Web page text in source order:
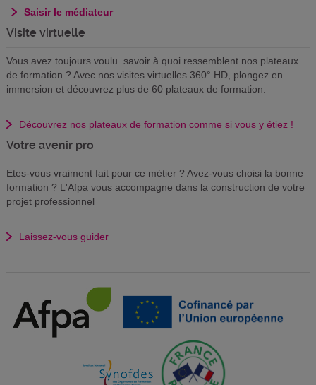
Saisir le médiateur
Visite virtuelle
Vous avez toujours voulu savoir à quoi ressemblent nos plateaux
de formation ? Avec nos visites virtuelles 360° HD, plongez en
immersion et découvrez plus de 60 plateaux de formation.
Découvrez nos plateaux de formation comme si vous y étiez !
Votre avenir pro
Etes-vous vraiment fait pour ce métier ? Avez-vous choisi la bonne
formation ? L'Afpa vous accompagne dans la construction de votre
projet professionnel
Laissez-vous guider